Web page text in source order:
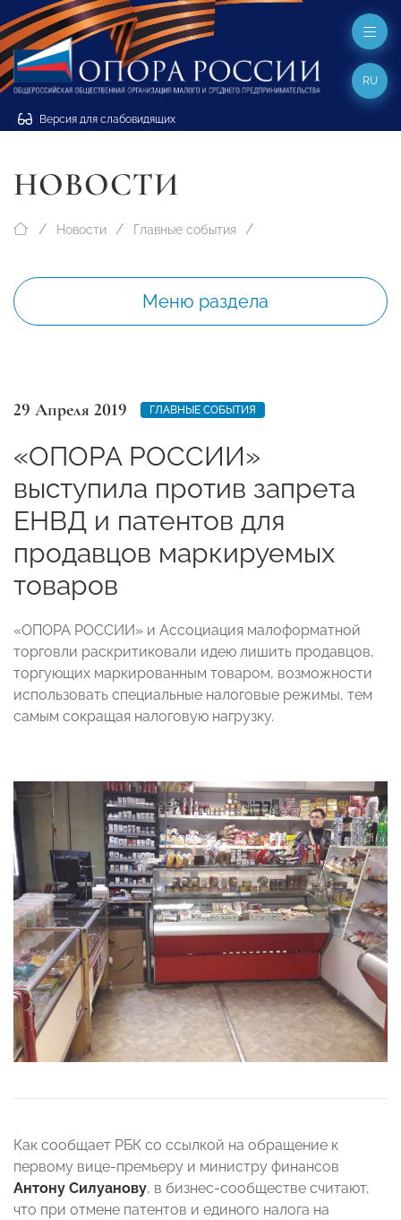
Версия для слабовидящих
RU
НОВОСТИ
Новости Главные события
Меню раздела
29 Апреля 2019 ГЛАВНЫЕ СОБЫТИЯ
«ОПОРА РОССИИ»
выступила против запрета
ЕНВД и патентов для
продавцов маркируемых
товаров
«ОПОРА РОССИИ» и Ассоциация малоформатной
торговли раскритиковали идею лишить продавцов,
торгующих маркированным товаром, возможности
использовать специальные налоговые режимы, тем
самым сокращая налоговую нагрузку.
Как сообщает РБК со ссылкой на обращение к
первому вице-премьеру и министру финансов
Антону Силуанову, в бизнес-сообществе считают,
что при отмене патентов и единого налога на